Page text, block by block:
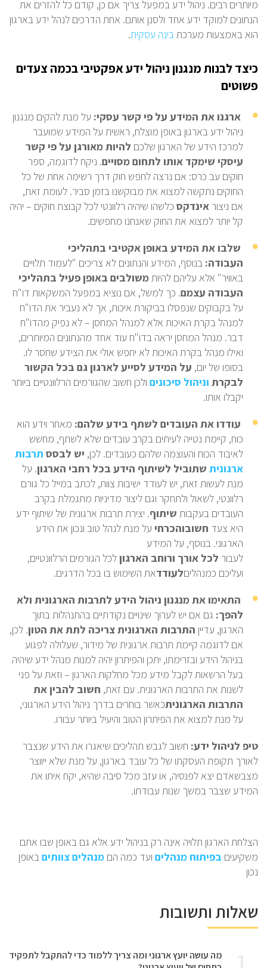
מיותרים רבים. ניהול ידע במפעל צריך אם כן, קודם כל להזרים את
הנתונים למוקד ידע אחד ולסנן אותם. אחת הדרכים לנהל ידע בארגון
הוא באמצעות מערכתבינה עסקית.
כיצד לבנות מנגנון ניהול ידע אפקטיבי בכמה צעדים
פשוטים
ארגנו את המידע על פי קשר עסקי: על מנת להקים מנגנון
ניהול ידע בארגון באופן מוצלח, ראשית על המידע שמועבר
למרכז הידע של הארגון שלכם להיות מאורגן על פי קשר
עיסקי שימקד אותו לתחום מסויים. ניקח לדוגמה, ספר
חוקים עב כרס: אם נרצה לחפש חוק דרך רשימה אחת של כל
החוקים נתקשה למצוא את מבוקשנו בזמן סביר. לעומת זאת,
אם ניצוראינדקס כלשהו שיהיה רלוונטי לכל קבוצת חוקים – יהיה
קל יותר למצוא את החוק שאנחנו מחפשים.
שלבו את המידע באופן אקטיבי בתהליכי
העבודה: בנוסף, המידע והנתונים לא צריכים "לעמוד תלויים
באוויר" אלא עליהם להיות משולבים באופן פעיל בתהליכי
העבודה עצמם. כך למשל, אם נוציא במפעל המשקאות דו"ח
על בקבוקים שנפסלו בביקורת איכות, אך לא נעביר את הדו"ח
למנהל בקרת האיכות אלא למנהל המחסן – לא נפיק מהדו"ח
דבר. מנהל המחסן יראה בדו"ח עוד אחד מהנתונים המיותרים,
ואילו מנהל בקרת האיכות לא יחפש אולי את הצידע שחסר לו.
בסופו של יום, על המידע לסייע לארגון גם בכל הקשור
לבקרת וניהול סיכונים ולכן חשוב שהגורמים הרלוונטיים ביותר
יקבלו אותו.
עודדו את העובדים לשתף בידע שלהם: מאחר וידע הוא
כוח, קיימת נטייה לעיתים בקרב עובדים שלא לשתף, מחשש
לאיבוד הכוח והעוצמה שלהם כעובדים. לכן, יש לבסס תרבות
ארגונית שתוביל לשיתוף הידע בכל רחבי הארגון. על
מנת לעשות זאת, יש לעודד ישיבות צוות, לכתב במייל כל גורם
רלוונטי, לשאול ולתחקר וגם ליצור מדיניות מתגמלת בקרב
העובדים בעקבות שיתוף. יצירת תרבות ארגונית של שיתוף ידע
היא צעד חשובוהכרחי על מנת לנהל טוב ונכון את הידע
הארגוני. בנוסף, על המידע
לעבור לכל אורך ורוחב הארגוןלכל הגורמים הרלוונטיים,
ועליכם כמנהליםלעודדאת השימוש בו בכל הדרגים.
התאימו את מנגנון ניהול הידע לתרבות הארגונית ולא
להפך: גם אם יש לערוך שינויים נקודתיים בהתנהלות בתוך
הארגון, עדיין התרבות הארגונית צריכה לתת את הטון. לכן,
אם לדוגמה קיימת תרבות ארגונית של מידור, שעלולה לפגוע
בניהול הידע ובזרימתו, יתכן והפיתרון יהיה למנות מנהל ידע שיהיה
בעל הרשאות לקבל מידע מכל מחלקות הארגון – וזאת על פני
לשנות את התרבות הארגונית. עם זאת, חשוב להבין את
התרבות הארגוניתכאשר בוחרים בדרך ניהול הידע הארגוני,
על מנת למצוא את הפיתרון הטוב והיעיל ביותר עבורו.
טיפ לניהול ידע: חשוב לגבש תהליכים שיאגרו את הידע שנצבר
לאורך תקופת העסקתו של כל עובד בארגון, על מנת שלא ייווצר
מצבשאדם יצא לפנסיה, או עזב מכל סיבה שהיא, יקח איתו את
המידע שצבר במשך שנות עבודתו.
הצלחת הארגון תלויה אינה רק בניהול ידע אלא גם באופן שבו אתם
משקיעים בפיתוח מנהלים ועד כמה הם מנהלים צוותיםבאופן
נכון
שאלות ותשובות
מה עושה יועץ ארגוני ומה צריך ללמוד כדי להתקבל לתפקיד